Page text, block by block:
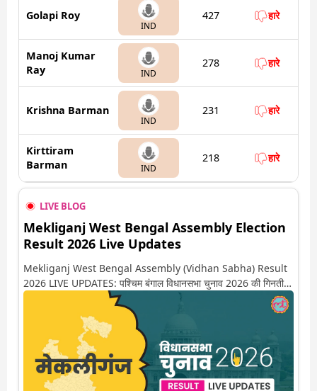
Golapi Roy
IND
427 हारे
Manoj Kumar
Ray
IND
278 हारे
Krishna Barman
IND
231 हारे
Kirttiram
Barman
IND
218 हारे
LIVE BLOG
Mekliganj West Bengal Assembly Election
Result 2026 Live Updates
Mekliganj West Bengal Assembly (Vidhan Sabha) Result
2026 LIVE UPDATES: पश्चिम बंगाल विधानसभा चुनाव 2026 की गिनती
अगले कुछ ही देर में शुरू होने वाली है. यहां देखें मेकलीगंज सीट पर कौन आगे-
कौन पीछे से लेकर किस तरफ जा रहें है रुझान. साथ ही पाइए इस सीट पर हो
रही हर एक हलचल की अपडेट वो भी रियल टाइम में